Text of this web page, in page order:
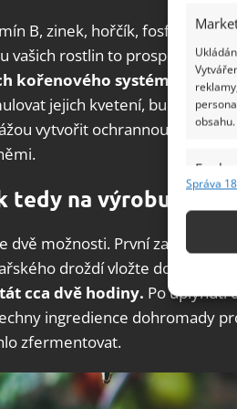
obsahu.
Funkce
Správa
B, zinek, hořčík, fosfor,
vašich rostlin to prospěje.
kořenového systému a
jejich kvetení, budete se
vytvořit ochrannou bariéru,
tedy na výrobu
dvě možnosti. První zabere
droždí vložte do kbelíku
cca dvě hodiny. Po uplynutí
ingredience dohromady
zfermentovat.